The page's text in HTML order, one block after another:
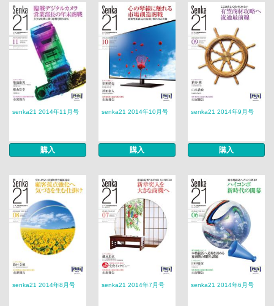
senka21 2014年11月号
購入
senka21 2014年10月号
購入
senka21 2014年9月号
購入
senka21 2014年8月号 senka21 2014年7月号 senka21 2014年6月号